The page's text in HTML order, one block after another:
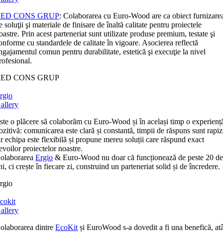
CONS GRUP: Colaborarea cu Euro-Wood are ca obiect
soluţii şi materiale de finisare de înaltă calitate pentru proiectele
Prin acest parteneriat sunt utilizate produse premium, testate şi
cu standardele de calitate în vigoare. Asocierea reflectă
comun pentru durabilitate, estetică şi execuţie la nivel
CONS GRUP
o plăcere să colaborăm cu Euro-Wood și în același timp o
comunicarea este clară și constantă, timpii de răspuns sunt
echipa este flexibilă și propune mereu soluții care răspund exact
proiectelor noastre.
Ergio & Euro-Wood nu doar că funcționează de peste 20 de
ci crește în fiecare zi, construind un parteneriat solid și de încredere.
dintreEcoKit și EuroWood s-a dovedit a fi una benefică,